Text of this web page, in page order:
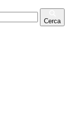
Cerca